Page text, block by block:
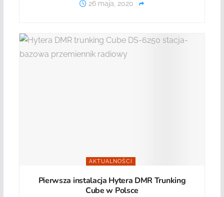
26 maja, 2020
AKTUALNOŚCI
Pierwsza instalacja Hytera DMR Trunking
Cube w Polsce